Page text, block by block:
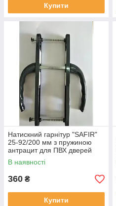
Купити
Натискний гарнітур "SAFIR"
25-92/200 мм з пружиною
антрацит для ПВХ дверей
(дверна ручка)
В наявності
360 ₴
Купити